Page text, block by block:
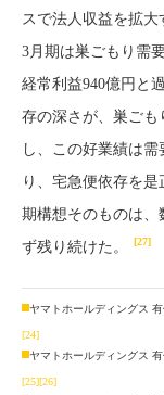
スで法人収益を拡
3月期は巣ごもり需
経常利益940億円と
存の深さが、巣ご
し、この好業績は
り、宅急便依存を
期構想そのものは、
ず残り続けた。
[27]
ヤマトホールディングス
[24]
ヤマトホールディングス 有
[25][26]